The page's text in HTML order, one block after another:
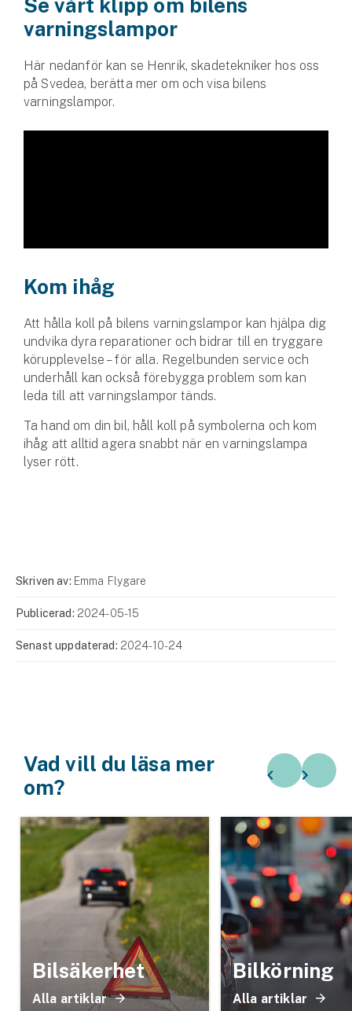
varningslampor
Här nedanför kan se Henrik, skadetekniker hos oss
på Svedea, berätta mer om och visa bilens
varningslampor.
Kom ihåg
Att hålla koll på bilens varningslampor kan hjälpa dig
undvika dyra reparationer och bidrar till en tryggare
körupplevelse – för alla. Regelbunden service och
underhåll kan också förebygga problem som kan
leda till att varningslampor tänds.
Ta hand om din bil, håll koll på symbolerna och kom
ihåg att alltid agera snabbt när en varningslampa
lyser rött.
Skriven av: Emma Flygare
Publicerad: 2024-05-15
Senast uppdaterad: 2024-10-24
Vad vill du läsa mer
om?
Bilsäkerhet
Alla artiklar
Bilkörning
Alla artiklar